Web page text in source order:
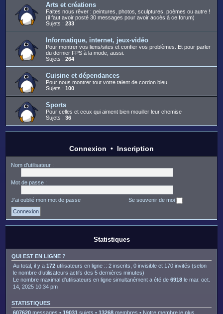
Arts et créations
Faites nous rêver : peintures, photos, sculptures, poèmes ou autre !
(il faut avoir posté 30 messages pour avoir accès à ce forum)
Sujets : 233
Informatique, internet, jeux-vidéo
Pour montrer vos liens/sites et confier vos problèmes. Et pour parler
du dernier FPS à la mode, aussi.
Sujets : 264
Cuisine et dépendances
Pour nous montrer tout votre talent de cordon bleu
Sujets : 100
Sports
Pour celles et ceux qui aiment bien mouiller leur chemise
Sujets : 36
Connexion • Inscription
Nom d’utilisateur :
Mot de passe :
J’ai oublié mon mot de passe Se souvenir de moi
Statistiques
QUI EST EN LIGNE ?
Au total, il y a 172 utilisateurs en ligne :: 2 inscrits, 0 invisible et 170 invités (selon
le nombre d’utilisateurs actifs des 5 dernières minutes)
Le nombre maximal d’utilisateurs en ligne simultanément a été de 6918 le mar. oct.
14, 2025 10:34 pm
STATISTIQUES
607620 messages • 19031 sujets • 13268 membres • Notre membre le plus